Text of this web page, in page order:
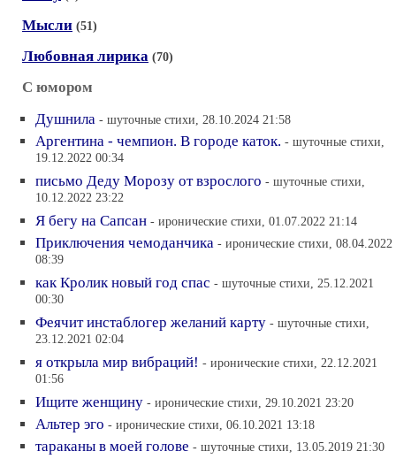
Мысли (51)
Любовная лирика (70)
С юмором
Душнила - шуточные стихи, 28.10.2024 21:58
Аргентина - чемпион. В городе каток. - шуточные стихи,
19.12.2022 00:34
письмо Деду Морозу от взрослого - шуточные стихи,
10.12.2022 23:22
Я бегу на Сапсан - иронические стихи, 01.07.2022 21:14
Приключения чемоданчика - иронические стихи, 08.04.2022
08:39
как Кролик новый год спас - шуточные стихи, 25.12.2021
00:30
Феячит инстаблогер желаний карту - шуточные стихи,
23.12.2021 02:04
я открыла мир вибраций! - иронические стихи, 22.12.2021
01:56
Ищите женщину - иронические стихи, 29.10.2021 23:20
Альтер эго - иронические стихи, 06.10.2021 13:18
тараканы в моей голове - шуточные стихи, 13.05.2019 21:30